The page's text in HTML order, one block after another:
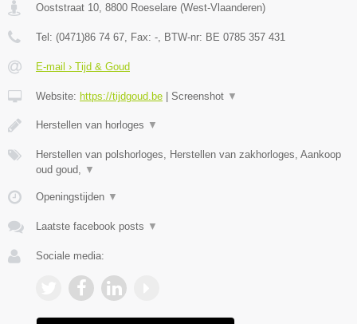
Ooststraat 10 8800 Roeselare (West-Vlaanderen)
Tel: (0471)86 74 67 , Fax: - , BTW-nr: BE 0785 357 431
E-mail › Tijd & Goud
Website: https://tijdgoud.be | Screenshot ▼
Herstellen van horloges ▼
Herstellen van polshorloges, Herstellen van zakhorloges, Aankoop
oud goud,
▼
Openingstijden ▼
Laatste facebook posts ▼
Sociale media: